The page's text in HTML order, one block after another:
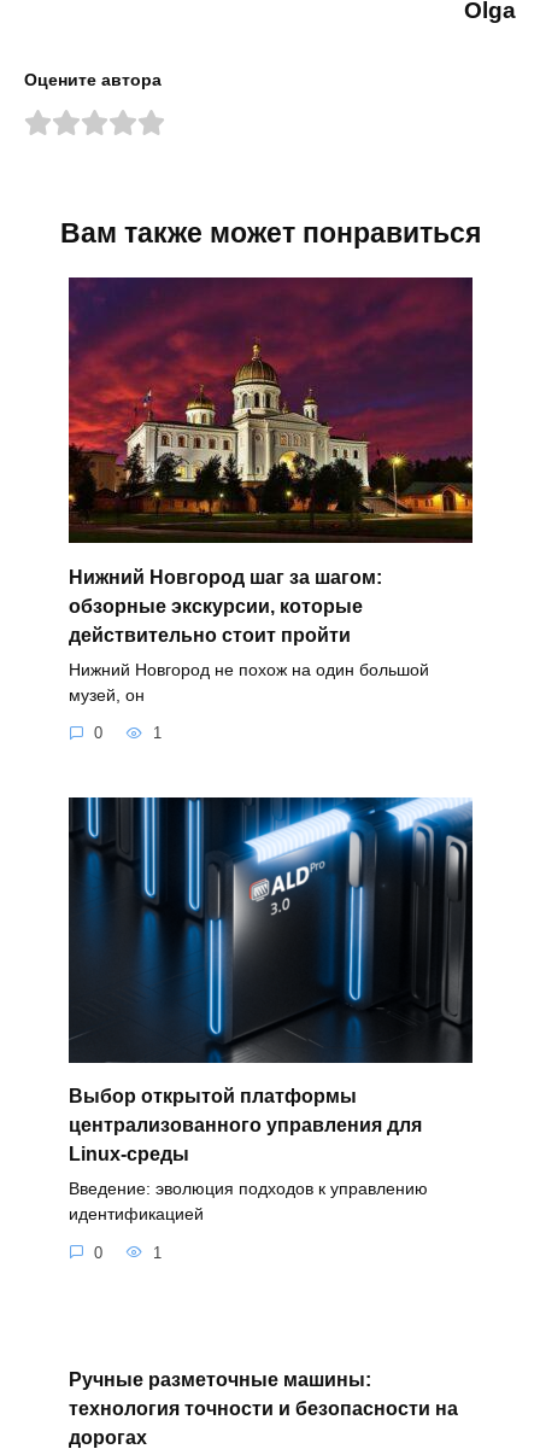
Olga
Оцените автора
Вам также может понравиться
Нижний Новгород шаг за шагом:
обзорные экскурсии, которые
действительно стоит пройти
Нижний Новгород не похож на один большой
музей, он
0 1
Выбор открытой платформы
централизованного управления для
Linux-среды
Введение: эволюция подходов к управлению
идентификацией
0 1
Ручные разметочные машины:
технология точности и безопасности на
дорогах